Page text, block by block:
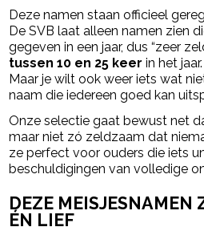
Deze namen staan officieel
De SVB laat alleen namen zien
gegeven in een jaar, dus “zeer
tussen 10 en 25 keer in het
Maar je wilt ook weer iets wat
naam die iedereen goed kan
Onze selectie gaat bewust net
maar niet zó zeldzaam dat
ze perfect voor ouders die iets
beschuldigingen van volledige
DEZE MEISJESNAMEN
ÉN LIEF